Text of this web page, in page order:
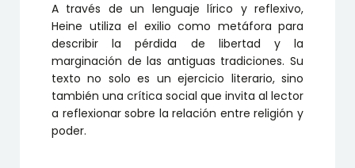
A través de un lenguaje lírico y reflexivo,
Heine utiliza el exilio como metáfora para
describir la pérdida de libertad y la
marginación de las antiguas tradiciones. Su
texto no solo es un ejercicio literario, sino
también una crítica social que invita al lector
a reflexionar sobre la relación entre religión y
poder.